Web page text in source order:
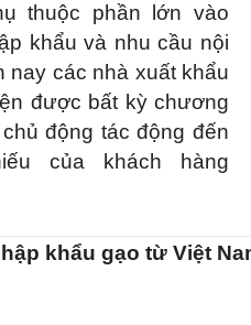
thuộc phần lớn vào
khẩu và nhu cầu nội
nay các nhà xuất khẩu
được bất kỳ chương
động tác động đến
của khách hàng
khẩu gạo từ Việt